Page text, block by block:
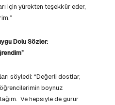
için yürekten teşekkür eder,
Dolu Sözler:
söyledi: “Değerli dostlar,
boynuz
Ve hepsiyle de gurur